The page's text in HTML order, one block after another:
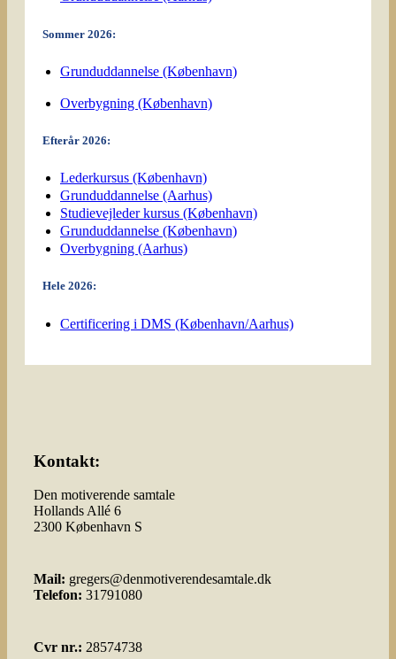
Sommer 2026:
Grunduddannelse (København)
Overbygning (København)
Efterår 2026:
Lederkursus (København)
Grunduddannelse (Aarhus)
Studievejleder kursus (København)
Grunduddannelse (København)
Overbygning (Aarhus)
Hele 2026:
Certificering i DMS (København/Aarhus)
Kontakt:
Den motiverende samtale
Hollands Allé 6
2300 København S
Mail: gregers@denmotiverendesamtale.dk
Telefon: 31791080
Cvr nr.: 28574738